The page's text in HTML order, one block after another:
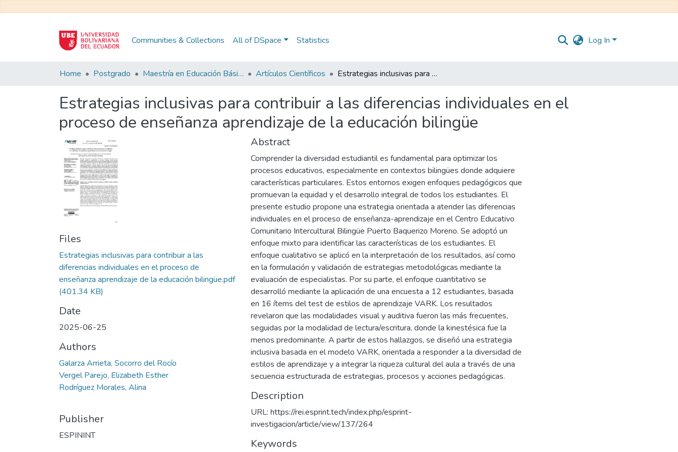
Communities & Collections All of DSpace Statistics Log In
Home Postgrado Maestría en Educación Básica Artículos Científicos Estrategias inclusivas para contribuir a las diferencias individuales en el proceso de enseñanza aprendizaje de la educación bilingüe
Estrategias inclusivas para contribuir a las diferencias individuales en el
proceso de enseñanza aprendizaje de la educación bilingüe
Files
Estrategias inclusivas para contribuir a las
diferencias individuales en el proceso de
enseñanza aprendizaje de la educación bilingüe.pdf
(401.34 KB)
Date
2025-06-25
Authors
Galarza Arrieta, Socorro del Rocío
Vergel Parejo, Elizabeth Esther
Rodríguez Morales, Alina
Publisher
ESPININT
Abstract
Comprender la diversidad estudiantil es fundamental para optimizar los
procesos educativos, especialmente en contextos bilingües donde adquiere
características particulares. Estos entornos exigen enfoques pedagógicos que
promuevan la equidad y el desarrollo integral de todos los estudiantes. El
presente estudio propone una estrategia orientada a atender las diferencias
individuales en el proceso de enseñanza-aprendizaje en el Centro Educativo
Comunitario Intercultural Bilingüe Puerto Baquerizo Moreno. Se adoptó un
enfoque mixto para identificar las características de los estudiantes. El
enfoque cualitativo se aplicó en la interpretación de los resultados, así como
en la formulación y validación de estrategias metodológicas mediante la
evaluación de especialistas. Por su parte, el enfoque cuantitativo se
desarrolló mediante la aplicación de una encuesta a 12 estudiantes, basada
en 16 ítems del test de estilos de aprendizaje VARK. Los resultados
revelaron que las modalidades visual y auditiva fueron las más frecuentes,
seguidas por la modalidad de lectura/escritura, donde la kinestésica fue la
menos predominante. A partir de estos hallazgos, se diseñó una estrategia
inclusiva basada en el modelo VARK, orientada a responder a la diversidad de
estilos de aprendizaje y a integrar la riqueza cultural del aula a través de una
secuencia estructurada de estrategias, procesos y acciones pedagógicas.
Description
URL: https://rei.esprint.tech/index.php/esprint-
investigacion/article/view/137/264
Keywords